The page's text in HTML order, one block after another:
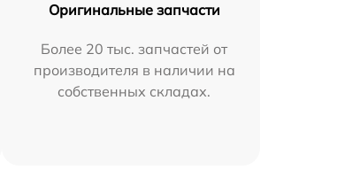
Оригинальные запчасти
Более 20 тыс. запчастей от
производителя в наличии на
собственных складах.